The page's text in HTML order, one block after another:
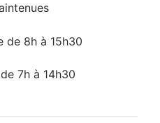
de 8h à 15h30
7h à 14h30